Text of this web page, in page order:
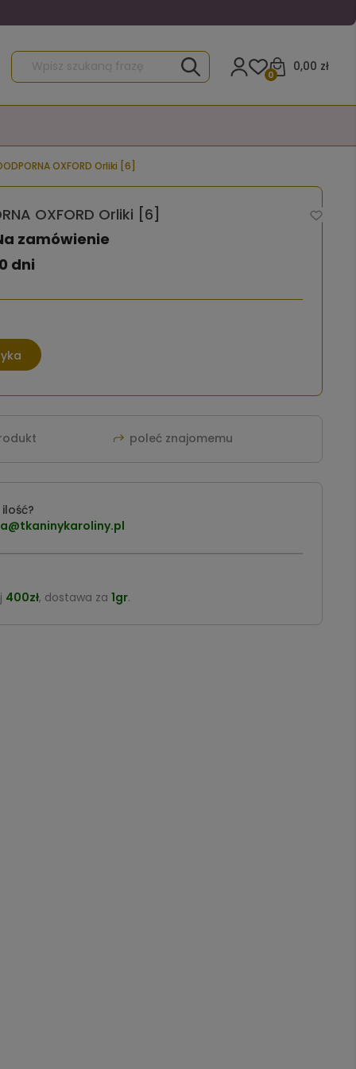
0,00 zł
0
OXFORD Orliki [6]
OXFORD Orliki [6]
zamówienie
dni
poleć znajomemu
400zł, dostawa za 1gr.